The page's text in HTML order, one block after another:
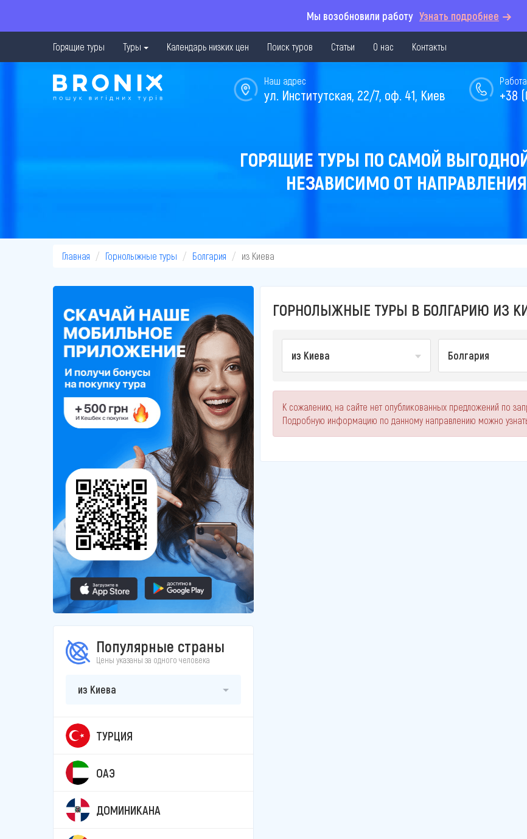
Мы возобновили работу Узнать подробнее
Горящие туры Туры Календарь низких цен Поиск туров Статьи О нас Контакты
+38
Наш адрес
ул. Институтская, 22/7, оф. 41, Киев
ГОРЯЩИЕ ТУРЫ ПО САМОЙ
НЕЗАВИСИМО ОТ
Главная Горнолыжные туры Болгария из Киева
Популярные страны
Цены указаны за одного человека
из Киева
ТУРЦИЯ
ОАЭ
ДОМИНИКАНА
ГОРНОЛЫЖНЫЕ ТУРЫ В БОЛГАРИЮ ИЗ
из Киева Болгария
К сожалению, на сайте нет опубликованных предложений по
Подробную информацию по данному направлению можно